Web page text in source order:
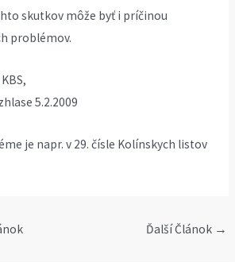
skutkov môže byť i príčinou
problémov.
5.2.2009
je napr. v 29. čísle Kolínskych listov
Ďalší Článok →